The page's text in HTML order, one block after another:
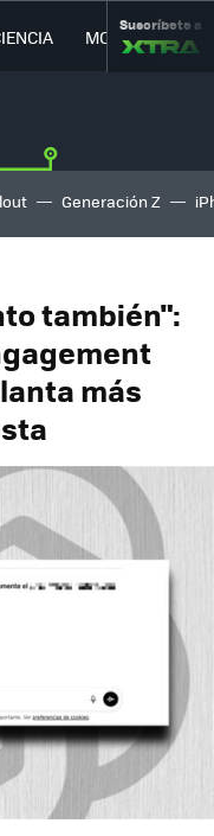
MOVILIDAD
Suscríbete a
Generación Z
también":
más